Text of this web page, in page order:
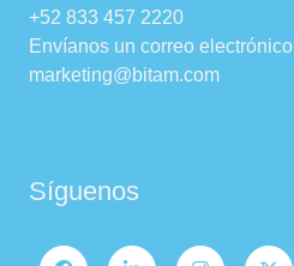
+52 833 457 2220
Envíanos un correo electrónico
marketing@bitam.com
Síguenos